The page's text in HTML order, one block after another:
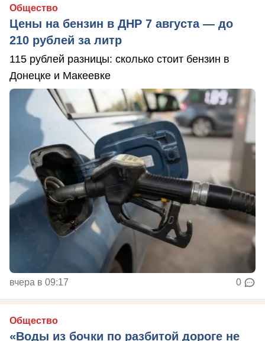
Общество
Цены на бензин в ДНР 7 августа — до
210 рублей за литр
115 рублей разницы: сколько стоит бензин в
Донецке и Макеевке
вчера в 09:17 0
Общество
«Воды из бочки по разбитой дороге не